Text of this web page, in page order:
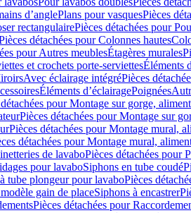
d’anglePlans pour vasquesPièces
rectangulairePièces détachées pour
détachées pour Colonnes hautes
pour Autres meublesÉtagères murales
et crochets porte-serviettesÉléments
Avec éclairage intégréPièces
Éléments d’éclairagePoignées
pour Montage sur gorge,
Pièces détachées pour Montage sur
Pièces détachées pour Montage mural,
détachées pour Montage mural,
de lavaboPièces détachées pour
pour lavaboSiphons en tube coudé
tube plongeur pour lavaboPièces
gain de placeSiphons à encastrer
Pièces détachées pour